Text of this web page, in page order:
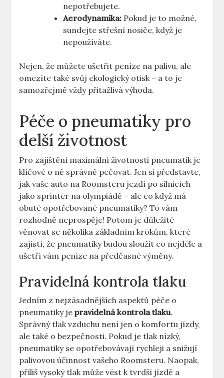
nepotřebujete.
Aerodynamika: Pokud je to možné,
sundejte střešní nosiče, když je
nepoužíváte.
Nejen, že můžete ušetřit peníze na palivu, ale
omezíte také svůj ekologický otisk – a to je
samozřejmě vždy přitažlivá výhoda.
Péče o pneumatiky pro
delší životnost
Pro zajištění maximální životnosti pneumatik je
klíčové o ně správně pečovat. Jen si představte,
jak vaše auto na Roomsteru jezdí po silnicích
jako sprinter na olympiádě – ale co když má
obuté opotřebované pneumatiky? To vám
rozhodně neprospěje! Potom je důležité
věnovat se několika základním krokům, které
zajistí, že pneumatiky budou sloužit co nejdéle a
ušetří vám peníze na předčasné výměny.
Pravidelná kontrola tlaku
Jedním z nejzásadnějších aspektů péče o
pneumatiky jepravidelná kontrola tlaku.
Správný tlak vzduchu není jen o komfortu jízdy,
ale také o bezpečnosti. Pokud je tlak nízký,
pneumatiky se opotřebovávají rychleji a snižují
palivovou účinnost vašeho Roomsteru. Naopak,
příliš vysoký tlak může vést k tvrdší jízdě a